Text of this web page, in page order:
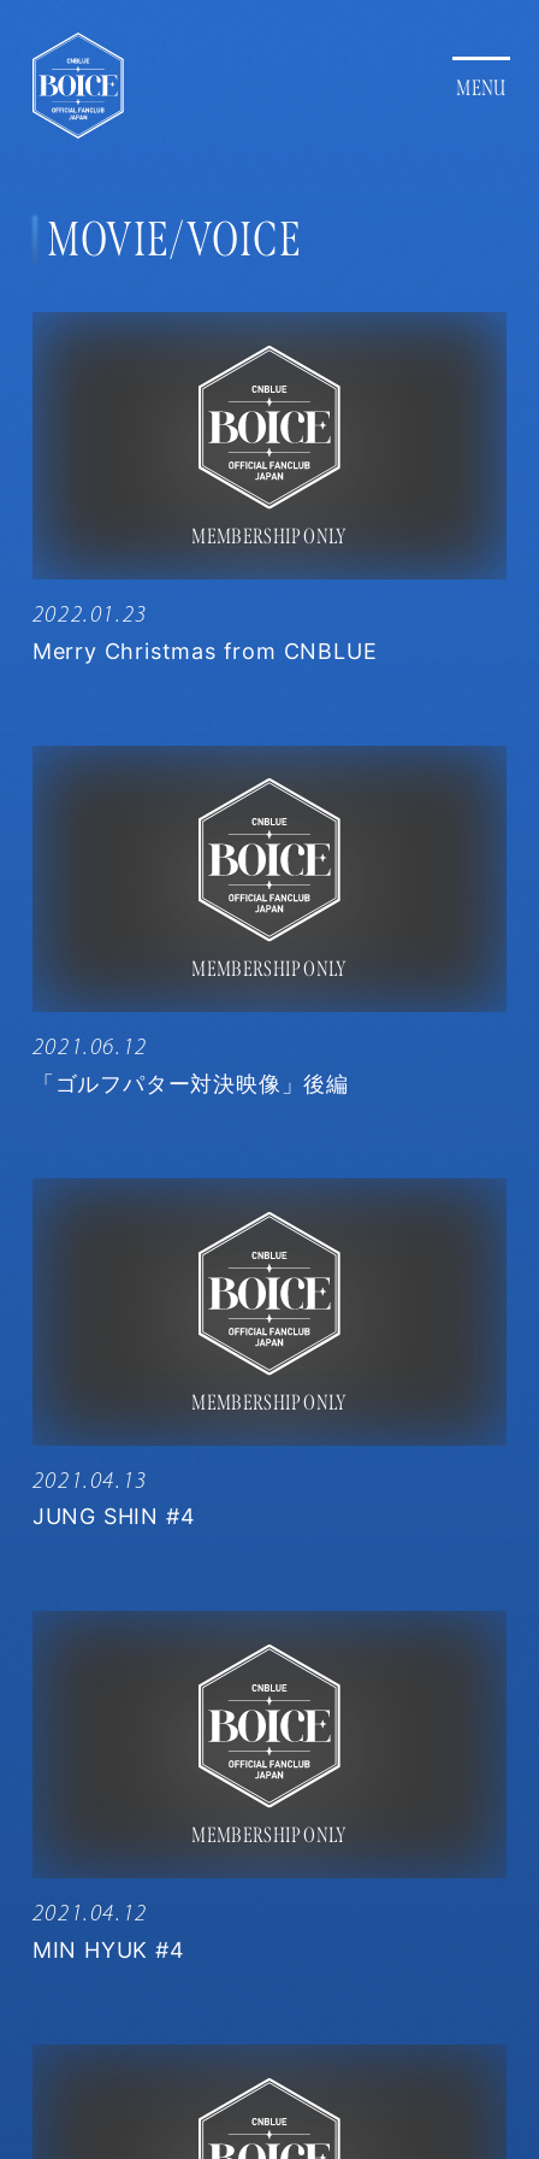
MOVIE/VOICE
2022.01.23
Merry Christmas from CNBLUE
2021.06.12
「ゴルフパター対決映像」後編
2021.04.13
JUNG SHIN #4
2021.04.12
MIN HYUK #4